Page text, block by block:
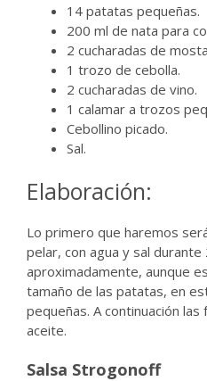
14 patatas pequeñas.
200 ml de nata para
2 cucharadas de
1 trozo de cebolla.
2 cucharadas de vino.
1 calamar a trozos
Cebollino picado.
Sal.
Elaboración:
Lo primero que haremos
pelar, con agua y sal durante
aproximadamente, aunque
tamaño de las patatas, en
pequeñas. A continuación
aceite.
Salsa Strogonoff